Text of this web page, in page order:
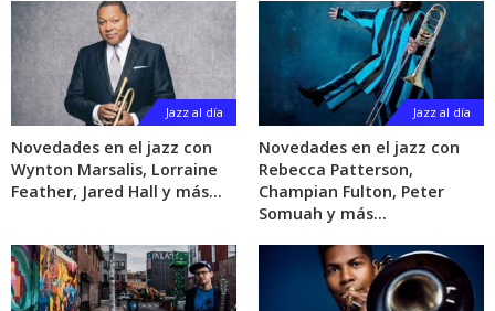
Jazz al día
Novedades en el jazz con
Wynton Marsalis, Lorraine
Feather, Jared Hall y más…
Jazz al día
Novedades en el jazz con
Rebecca Patterson,
Champian Fulton, Peter
Somuah y más…